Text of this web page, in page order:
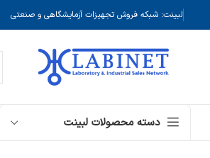
لبینت: شبکه فروش تجهیزات آزمایشگاهی و صنعتی
دسته محصولات لبینت